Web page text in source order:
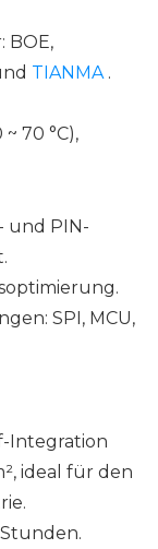
BOE,
TIANMA .
70 °C),
und PIN-
SPI, MCU,
Integration
ideal für den